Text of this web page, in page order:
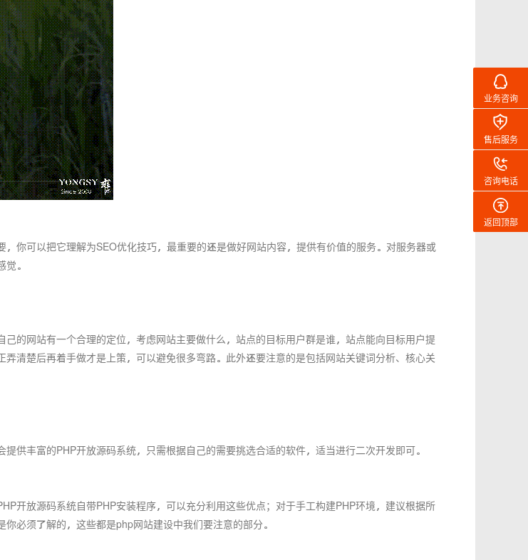
你可以把它理解为SEO优化技巧，最重要的还是做好网站内容，提供有价值的服务。对服务器或
。
的网站有一个合理的定位，考虑网站主要做什么，站点的目标用户群是谁，站点能向目标用户提
清楚后再着手做才是上策，可以避免很多弯路。此外还要注意的是包括网站关键词分析、核心关
供丰富的PHP开放源码系统，只需根据自己的需要挑选合适的软件，适当进行二次开发即可。
开放源码系统自带PHP安装程序，可以充分利用这些优点；对于手工构建PHP环境，建议根据所
你必须了解的，这些都是php网站建设中我们要注意的部分。
业务咨询
售后服务
咨询电话
返回顶部